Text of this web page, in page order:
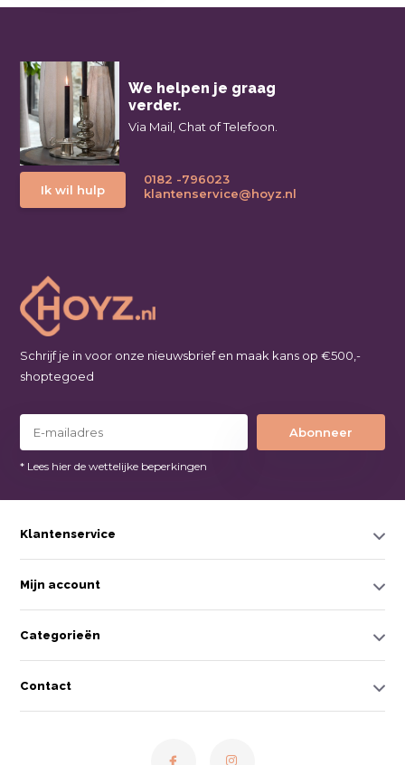
We helpen je graag
verder.
Via Mail, Chat of Telefoon.
Ik wil hulp
0182 -796023
klantenservice@hoyz.nl
Schrijf je in voor onze nieuwsbrief en maak kans op €500,-
shoptegoed
Abonneer
* Lees hier de wettelijke beperkingen
Klantenservice
Mijn account
Categorieën
Contact